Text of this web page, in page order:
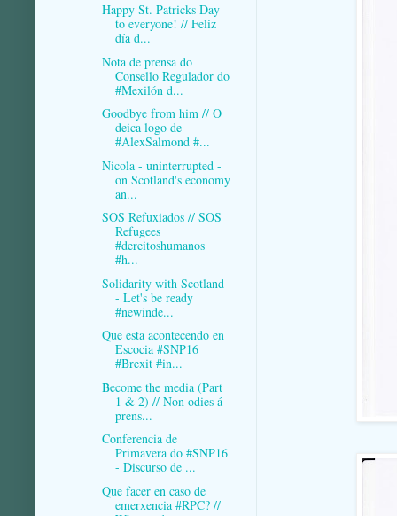
Happy St. Patricks Day
to everyone! // Feliz
día d...
Nota de prensa do
Consello Regulador do
#Mexilón d...
Goodbye from him // O
deica logo de
#AlexSalmond #...
Nicola - uninterrupted -
on Scotland's economy
an...
SOS Refuxiados // SOS
Refugees
#dereitoshumanos
#h...
Solidarity with Scotland
- Let's be ready
#newinde...
Que esta acontecendo en
Escocia #SNP16
#Brexit #in...
Become the media (Part
1 & 2) // Non odies á
prens...
Conferencia de
Primavera do #SNP16
- Discurso de ...
Que facer en caso de
emerxencia #RPC? //